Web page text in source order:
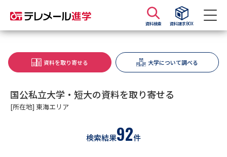
資料検索 資料請求BOX
資料請求 資料検索
大学・短大の資料種類から請求
総合型選抜・学校推薦型選抜 募
大学入学共通テスト利用選抜の
資料を取り寄せる 大学について調べる
国公私立大学・短大の資料を取り寄せる
[所在地] 東海エリア
検索結果92件